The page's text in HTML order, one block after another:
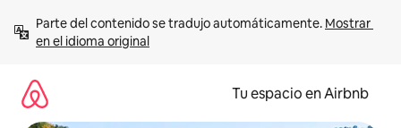
contenido
Parte del contenido se tradujo automáticamente. Mostrar
en el idioma original
Tu espacio en Airbnb